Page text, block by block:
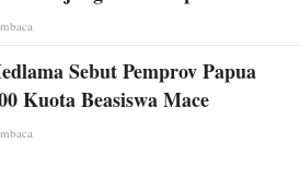
Sebut Pemprov Papua
Kuota Beasiswa Mace